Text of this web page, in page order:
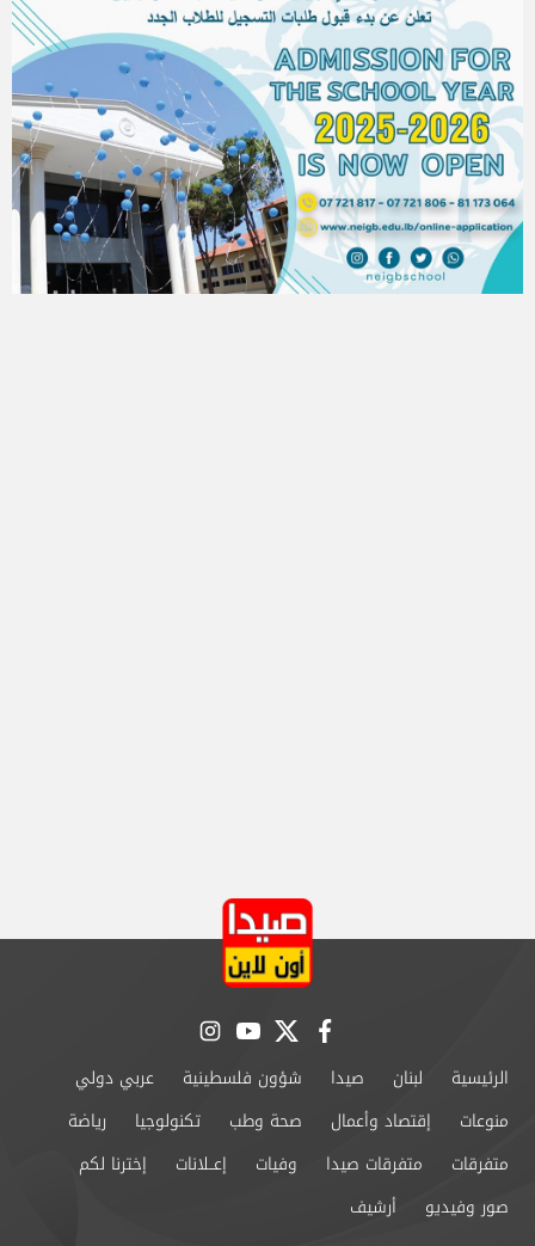
facebook
twitter
youtube
instagram
الرئيسية لبنان صيدا شؤون فلسطينية
عربي دولي
منوعات
إقتصاد وأعمال صحة وطب تكنولوجيا
رياضة
متفرقات
متفرقات صيدا وفيات إعــلانات
إخترنا لكم
صور وفيديو
أرشيف